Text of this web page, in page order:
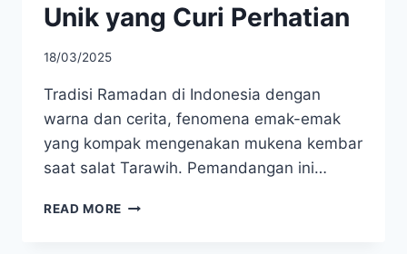
Unik yang Curi Perhatian
18/03/2025
Tradisi Ramadan di Indonesia dengan
warna dan cerita, fenomena emak-emak
yang kompak mengenakan mukena kembar
saat salat Tarawih. Pemandangan ini…
READ MORE MUKENA